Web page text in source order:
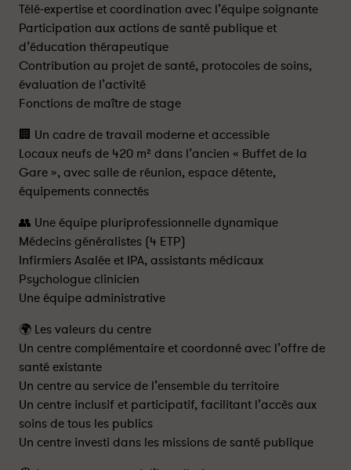
Télé-expertise et coordination avec l’équipe soignante
Participation aux actions de santé publique et
d’éducation thérapeutique
Contribution au projet de santé, protocoles de soins,
évaluation de l’activité
Fonctions de maître de stage
🏢 Un cadre de travail moderne et accessible
Locaux neufs de 420 m² dans l’ancien « Buffet de la
Gare », avec salle de réunion, espace détente,
équipements connectés
👥 Une équipe pluriprofessionnelle dynamique
Médecins généralistes (4 ETP)
Infirmiers Asalée et IPA, assistants médicaux
Psychologue clinicien
Une équipe administrative
🌍 Les valeurs du centre
Un centre complémentaire et coordonné avec l’offre de
santé existante
Un centre au service de l’ensemble du territoire
Un centre inclusif et participatif, facilitant l’accès aux
soins de tous les publics
Un centre investi dans les missions de santé publique